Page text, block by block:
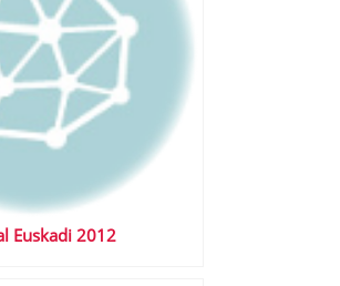
Euskadi 2012